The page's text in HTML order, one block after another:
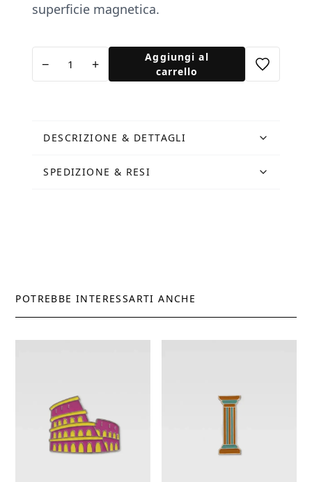
superficie magnetica.
Tempietto
− +
Aggiungi al
carrello
DESCRIZIONE & DETTAGLI
SPEDIZIONE & RESI
POTREBBE INTERESSARTI ANCHE